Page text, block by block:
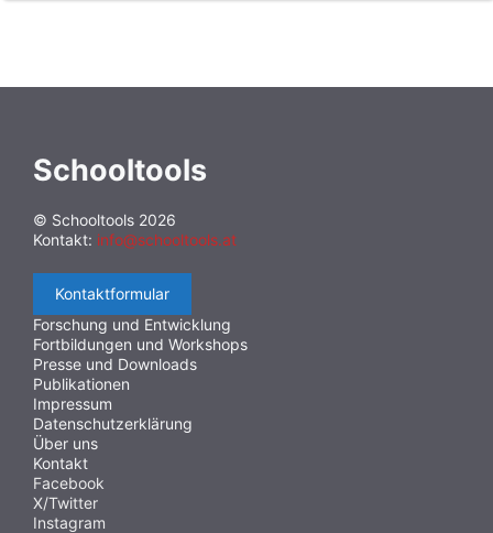
Schooltools
© Schooltools 2026
Kontakt: info@schooltools.at
Kontaktformular
Forschung und Entwicklung
Fortbildungen und Workshops
Presse und Downloads
Publikationen
Impressum
Datenschutzerklärung
Über uns
Kontakt
Facebook
X/Twitter
Instagram